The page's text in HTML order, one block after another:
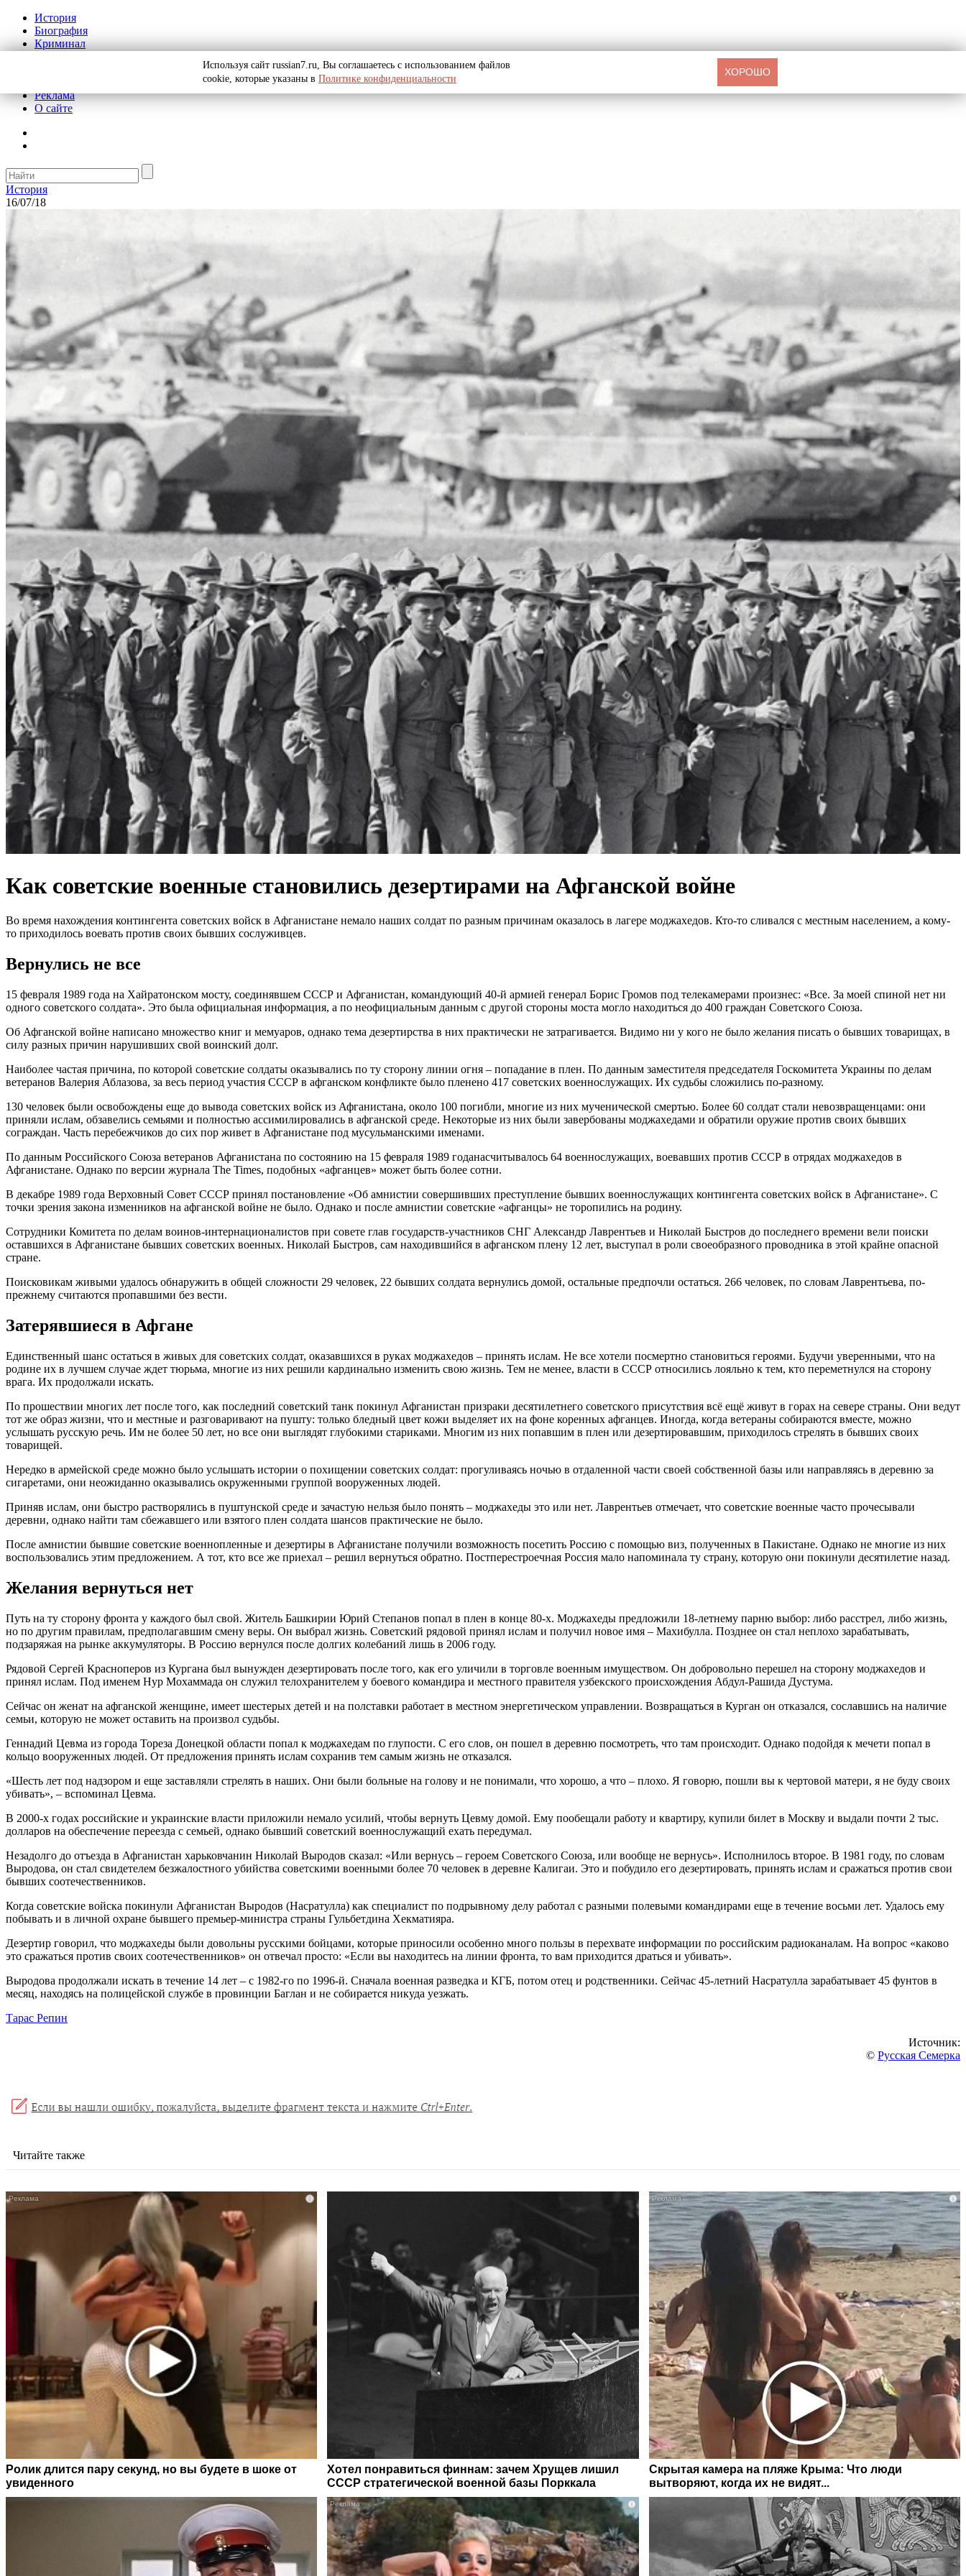
История
Биография
Криминал
Реклама
О сайте
История
16/07/18
Как советские военные становились дезертирами на Афганской войне
Во время нахождения контингента советских войск в Афганистане немало наших солдат по разным причинам оказалось в лагере моджахедов. Кто-то сливался c местным населением, а кому-
то приходилось воевать против своих бывших сослуживцев.
Вернулись не все
15 февраля 1989 года на Хайратонском мосту, соединявшем СССР и Афганистан, командующий 40-й армией генерал Борис Громов под телекамерами произнес: «Все. За моей спиной нет ни
одного советского солдата». Это была официальная информация, а по неофициальным данным с другой стороны моста могло находиться до 400 граждан Советского Союза.
Об Афганской войне написано множество книг и мемуаров, однако тема дезертирства в них практически не затрагивается. Видимо ни у кого не было желания писать о бывших товарищах, в
силу разных причин нарушивших свой воинский долг.
Наиболее частая причина, по которой советские солдаты оказывались по ту сторону линии огня – попадание в плен. По данным заместителя председателя Госкомитета Украины по делам
ветеранов Валерия Аблазова, за весь период участия СССР в афганском конфликте было пленено 417 советских военнослужащих. Их судьбы сложились по-разному.
130 человек были освобождены еще до вывода советских войск из Афганистана, около 100 погибли, многие из них мученической смертью. Более 60 солдат стали невозвращенцами: они
приняли ислам, обзавелись семьями и полностью ассимилировались в афганской среде. Некоторые из них были завербованы моджахедами и обратили оружие против своих бывших
сограждан. Часть перебежчиков до сих пор живет в Афганистане под мусульманскими именами.
По данным Российского Союза ветеранов Афганистана по состоянию на 15 февраля 1989 годанасчитывалось 64 военнослужащих, воевавших против СССР в отрядах моджахедов в
Афганистане. Однако по версии журнала The Times, подобных «афганцев» может быть более сотни.
В декабре 1989 года Верховный Совет СССР принял постановление «Об амнистии совершивших преступление бывших военнослужащих контингента советских войск в Афганистане». С
точки зрения закона изменников на афганской войне не было. Однако и после амнистии советские «афганцы» не торопились на родину.
Сотрудники Комитета по делам воинов-интернационалистов при совете глав государств-участников СНГ Александр Лаврентьев и Николай Быстров до последнего времени вели поиски
оставшихся в Афганистане бывших советских военных. Николай Быстров, сам находившийся в афганском плену 12 лет, выступал в роли своеобразного проводника в этой крайне опасной
стране.
Поисковикам живыми удалось обнаружить в общей сложности 29 человек, 22 бывших солдата вернулись домой, остальные предпочли остаться. 266 человек, по словам Лаврентьева, по-
прежнему считаются пропавшими без вести.
Затерявшиеся в Афгане
Единственный шанс остаться в живых для советских солдат, оказавшихся в руках моджахедов – принять ислам. Не все хотели посмертно становиться героями. Будучи уверенными, что на
родине их в лучшем случае ждет тюрьма, многие из них решили кардинально изменить свою жизнь. Тем не менее, власти в СССР относились лояльно к тем, кто переметнулся на сторону
врага. Их продолжали искать.
По прошествии многих лет после того, как последний советский танк покинул Афганистан призраки десятилетнего советского присутствия всё ещё живут в горах на севере страны. Они ведут
тот же образ жизни, что и местные и разговаривают на пушту: только бледный цвет кожи выделяет их на фоне коренных афганцев. Иногда, когда ветераны собираются вместе, можно
услышать русскую речь. Им не более 50 лет, но все они выглядят глубокими стариками. Многим из них попавшим в плен или дезертировавшим, приходилось стрелять в бывших своих
товарищей.
Нередко в армейской среде можно было услышать истории о похищении советских солдат: прогуливаясь ночью в отдаленной части своей собственной базы или направляясь в деревню за
сигаретами, они неожиданно оказывались окруженными группой вооруженных людей.
Приняв ислам, они быстро растворялись в пуштунской среде и зачастую нельзя было понять – моджахеды это или нет. Лаврентьев отмечает, что советские военные часто прочесывали
деревни, однако найти там сбежавшего или взятого плен солдата шансов практические не было.
После амнистии бывшие советские военнопленные и дезертиры в Афганистане получили возможность посетить Россию с помощью виз, полученных в Пакистане. Однако не многие из них
воспользовались этим предложением. А тот, кто все же приехал – решил вернуться обратно. Постперестроечная Россия мало напоминала ту страну, которую они покинули десятилетие назад.
Желания вернуться нет
Путь на ту сторону фронта у каждого был свой. Житель Башкирии Юрий Степанов попал в плен в конце 80-х. Моджахеды предложили 18-летнему парню выбор: либо расстрел, либо жизнь,
но по другим правилам, предполагавшим смену веры. Он выбрал жизнь. Советский рядовой принял ислам и получил новое имя – Махибулла. Позднее он стал неплохо зарабатывать,
подзаряжая на рынке аккумуляторы. В Россию вернулся после долгих колебаний лишь в 2006 году.
Рядовой Сергей Красноперов из Кургана был вынужден дезертировать после того, как его уличили в торговле военным имуществом. Он добровольно перешел на сторону моджахедов и
принял ислам. Под именем Нур Мохаммада он служил телохранителем у боевого командира и местного правителя узбекского происхождения Абдул-Рашида Дустума.
Сейчас он женат на афганской женщине, имеет шестерых детей и на полставки работает в местном энергетическом управлении. Возвращаться в Курган он отказался, сославшись на наличие
семьи, которую не может оставить на произвол судьбы.
Геннадий Цевма из города Тореза Донецкой области попал к моджахедам по глупости. С его слов, он пошел в деревню посмотреть, что там происходит. Однако подойдя к мечети попал в
кольцо вооруженных людей. От предложения принять ислам сохранив тем самым жизнь не отказался.
«Шесть лет под надзором и еще заставляли стрелять в наших. Они были больные на голову и не понимали, что хорошо, а что – плохо. Я говорю, пошли вы к чертовой матери, я не буду своих
убивать», – вспоминал Цевма.
В 2000-х годах российские и украинские власти приложили немало усилий, чтобы вернуть Цевму домой. Ему пообещали работу и квартиру, купили билет в Москву и выдали почти 2 тыс.
долларов на обеспечение переезда с семьей, однако бывший советский военнослужащий ехать передумал.
Незадолго до отъезда в Афганистан харьковчанин Николай Выродов сказал: «Или вернусь – героем Советского Союза, или вообще не вернусь». Исполнилось второе. В 1981 году, по словам
Выродова, он стал свидетелем безжалостного убийства советскими военными более 70 человек в деревне Калигаи. Это и побудило его дезертировать, принять ислам и сражаться против свои
бывших соотечественников.
Когда советские войска покинули Афганистан Выродов (Насратулла) как специалист по подрывному делу работал с разными полевыми командирами еще в течение восьми лет. Удалось ему
побывать и в личной охране бывшего премьер-министра страны Гульбетдина Хекматияра.
Дезертир говорил, что моджахеды были довольны русскими бойцами, которые приносили особенно много пользы в перехвате информации по российским радиоканалам. На вопрос «каково
это сражаться против своих соотечественников» он отвечал просто: «Если вы находитесь на линии фронта, то вам приходится драться и убивать».
Выродова продолжали искать в течение 14 лет – с 1982-го по 1996-й. Сначала военная разведка и КГБ, потом отец и родственники. Сейчас 45-летний Насратулла зарабатывает 45 фунтов в
месяц, находясь на полицейской службе в провинции Баглан и не собирается никуда уезжать.
Тарас Репин
Источник:
© Русская Семерка
Читайте также
i
Ролик длится пару секунд, но вы будете в шоке от
увиденного
Хотел понравиться финнам: зачем Хрущев лишил
СССР стратегической военной базы Порккала
i
Скрытая камера на пляже Крыма: Что люди
вытворяют, когда их не видят...
i
Используя сайт russian7.ru, Вы соглашаетесь с использованием файлов
cookie, которые указаны в Политике конфиденциальности
ХОРОШО